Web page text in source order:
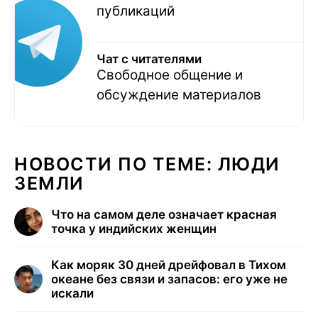
публикаций
Чат с читателями
Свободное общение и
обсуждение материалов
НОВОСТИ ПО ТЕМЕ: ЛЮДИ
ЗЕМЛИ
Что на самом деле означает красная
точка у индийских женщин
Как моряк 30 дней дрейфовал в Тихом
океане без связи и запасов: его уже не
искали